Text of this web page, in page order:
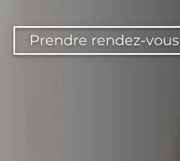
Prendre rendez-vous